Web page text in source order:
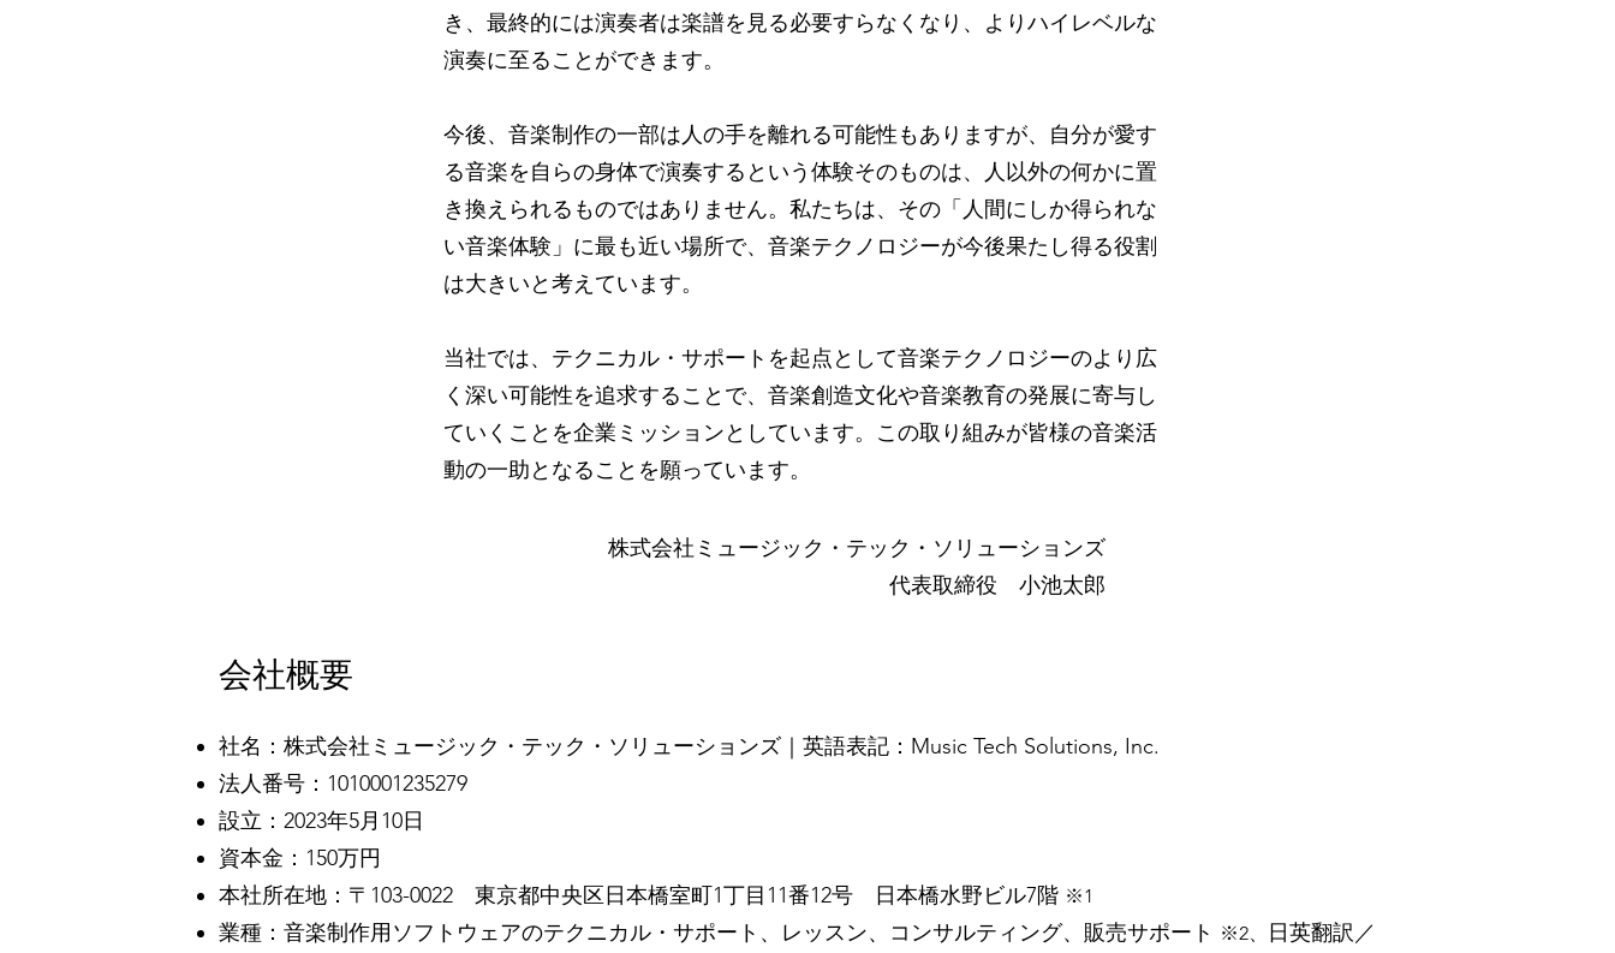
き、最終的には演奏者は楽譜を見る必要すらなくなり、よりハイレベルな
演奏に至ることができます。
今後、音楽制作の一部は人の手を離れる可能性もありますが、自分が愛す
る音楽を自らの身体で演奏するという体験そのものは、人以外の何かに置
き換えられるものではありません。私たちは、その「人間にしか得られな
い音楽体験」に最も近い場所で、音楽テクノロジーが今後果たし得る役割
は大きいと考えています。
当社では、テクニカル・サポートを起点として音楽テクノロジーのより広
く深い可能性を追求することで、音楽創造文化や音楽教育の発展に寄与し
ていくことを企業ミッションとしています。この取り組みが皆様の音楽活
動の一助となることを願っています。
株式会社ミュージック・テック・ソリューションズ
代表取締役 小池太郎
会社概要
社名：株式会社ミュージック・テック・ソリューションズ｜英語表記：Music Tech Solutions, Inc.
法人番号：1010001235279
設立：2023年5月10日
資本金：150万円
本社所在地：〒103-0022 東京都中央区日本橋室町1丁目11番12号 日本橋水野ビル7階 ※1
業種：音楽制作用ソフトウェアのテクニカル・サポート、レッスン、コンサルティング、販売サポート ※2、 日英翻訳／